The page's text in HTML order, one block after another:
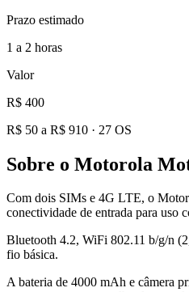
Prazo estimado
1 a 2 horas
Valor
R$ 400
R$ 50 a R$ 910 · 27 OS
Sobre o Motorola
Com dois SIMs e 4G LTE, o
conectividade de entrada para uso
Bluetooth 4.2, WiFi 802.11 b/g/n
fio básica.
A bateria de 4000 mAh e câmera